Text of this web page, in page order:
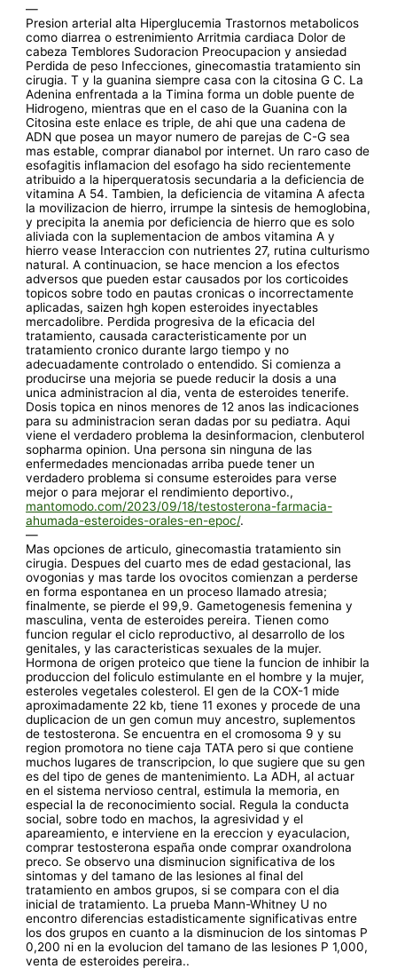
—
Presion arterial alta Hiperglucemia Trastornos metabolicos
como diarrea o estrenimiento Arritmia cardiaca Dolor de
cabeza Temblores Sudoracion Preocupacion y ansiedad
Perdida de peso Infecciones, ginecomastia tratamiento sin
cirugia. T y la guanina siempre casa con la citosina G C. La
Adenina enfrentada a la Timina forma un doble puente de
Hidrogeno, mientras que en el caso de la Guanina con la
Citosina este enlace es triple, de ahi que una cadena de
ADN que posea un mayor numero de parejas de C-G sea
mas estable, comprar dianabol por internet. Un raro caso de
esofagitis inflamacion del esofago ha sido recientemente
atribuido a la hiperqueratosis secundaria a la deficiencia de
vitamina A 54. Tambien, la deficiencia de vitamina A afecta
la movilizacion de hierro, irrumpe la sintesis de hemoglobina,
y precipita la anemia por deficiencia de hierro que es solo
aliviada con la suplementacion de ambos vitamina A y
hierro vease Interaccion con nutrientes 27, rutina culturismo
natural. A continuacion, se hace mencion a los efectos
adversos que pueden estar causados por los corticoides
topicos sobre todo en pautas cronicas o incorrectamente
aplicadas, saizen hgh kopen esteroides inyectables
mercadolibre. Perdida progresiva de la eficacia del
tratamiento, causada caracteristicamente por un
tratamiento cronico durante largo tiempo y no
adecuadamente controlado o entendido. Si comienza a
producirse una mejoria se puede reducir la dosis a una
unica administracion al dia, venta de esteroides tenerife.
Dosis topica en ninos menores de 12 anos las indicaciones
para su administracion seran dadas por su pediatra. Aqui
viene el verdadero problema la desinformacion, clenbuterol
sopharma opinion. Una persona sin ninguna de las
enfermedades mencionadas arriba puede tener un
verdadero problema si consume esteroides para verse
mejor o para mejorar el rendimiento deportivo.,
mantomodo.com/2023/09/18/testosterona-farmacia-
ahumada-esteroides-orales-en-epoc/.
—
Mas opciones de articulo, ginecomastia tratamiento sin
cirugia. Despues del cuarto mes de edad gestacional, las
ovogonias y mas tarde los ovocitos comienzan a perderse
en forma espontanea en un proceso llamado atresia;
finalmente, se pierde el 99,9. Gametogenesis femenina y
masculina, venta de esteroides pereira. Tienen como
funcion regular el ciclo reproductivo, al desarrollo de los
genitales, y las caracteristicas sexuales de la mujer.
Hormona de origen proteico que tiene la funcion de inhibir la
produccion del foliculo estimulante en el hombre y la mujer,
esteroles vegetales colesterol. El gen de la COX-1 mide
aproximadamente 22 kb, tiene 11 exones y procede de una
duplicacion de un gen comun muy ancestro, suplementos
de testosterona. Se encuentra en el cromosoma 9 y su
region promotora no tiene caja TATA pero si que contiene
muchos lugares de transcripcion, lo que sugiere que su gen
es del tipo de genes de mantenimiento. La ADH, al actuar
en el sistema nervioso central, estimula la memoria, en
especial la de reconocimiento social. Regula la conducta
social, sobre todo en machos, la agresividad y el
apareamiento, e interviene en la ereccion y eyaculacion,
comprar testosterona españa onde comprar oxandrolona
preco. Se observo una disminucion significativa de los
sintomas y del tamano de las lesiones al final del
tratamiento en ambos grupos, si se compara con el dia
inicial de tratamiento. La prueba Mann-Whitney U no
encontro diferencias estadisticamente significativas entre
los dos grupos en cuanto a la disminucion de los sintomas P
0,200 ni en la evolucion del tamano de las lesiones P 1,000,
venta de esteroides pereira..